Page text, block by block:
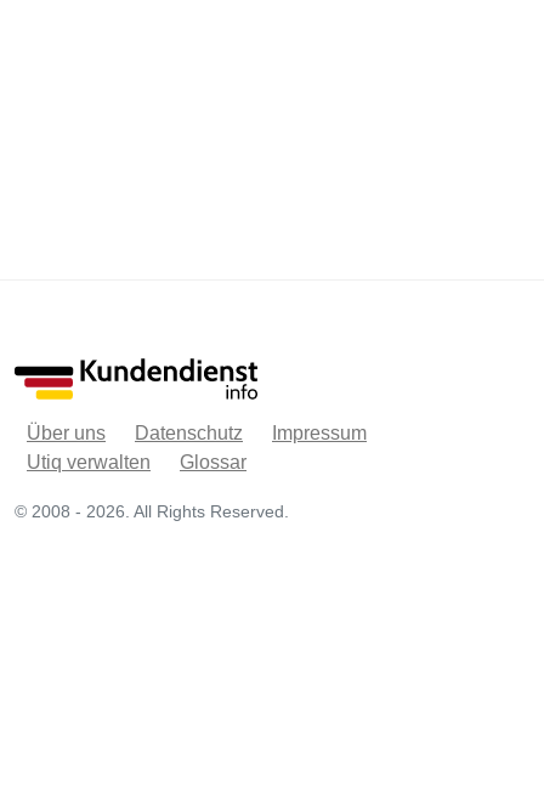
Über uns Datenschutz
Impressum
Utiq verwalten
Glossar
© 2008 - 2026. All Rights Reserved.